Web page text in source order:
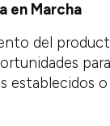
en Marcha
del
establecidos